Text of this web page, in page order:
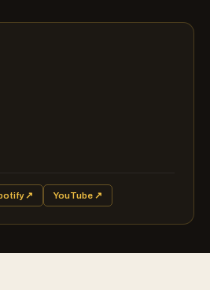
↗ YouTube ↗